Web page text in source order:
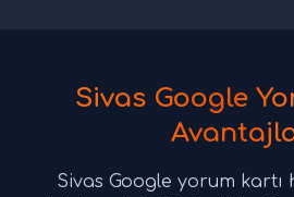
Sivas Google
Sivas Google yorum kartı